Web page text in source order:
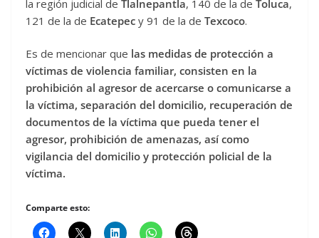
la región judicial de Tlalnepantla, 140 de la de Toluca,
121 de la de Ecatepec y 91 de la de Texcoco.
Es de mencionar que las medidas de protección a
víctimas de violencia familiar, consisten en la
prohibición al agresor de acercarse o comunicarse a
la víctima, separación del domicilio, recuperación de
documentos de la víctima que pueda tener el
agresor, prohibición de amenazas, así como
vigilancia del domicilio y protección policial de la
víctima.
Comparte esto: